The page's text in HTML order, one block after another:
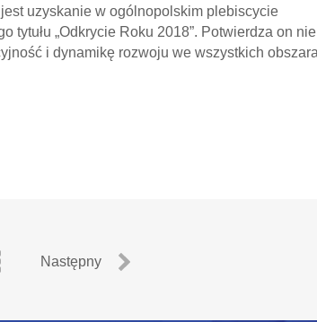
uzyskanie w ogólnopolskim plebiscycie
tytułu „Odkrycie Roku 2018”. Potwierdza on nie
i dynamikę rozwoju we wszystkich
Następny